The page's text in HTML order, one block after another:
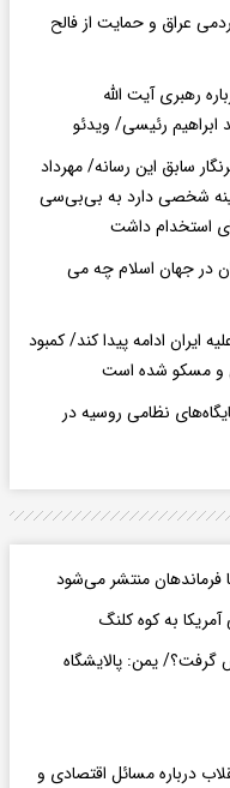
عراق و حمایت از فالح
رهبری آیت الله
رئیسی/ ویدئو
سابق این رسانه/ مهرداد
شخصی دارد به بی‌بی‌سی
در جهان اسلام چه می
ادامه پیدا کند/ کمبود
و مسکو شده است
نظامی روسیه در
فرماندهان منتشر می‌شود
به کوه کلنگ
گرفت؟/ یمن: پالایشگاه
درباره مسائل اقتصادی و